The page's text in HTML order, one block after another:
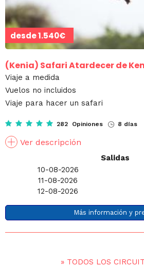
desde1.540€
(Kenia) Safari Atardecer de
Viaje a medida
Vuelos no incluidos
Viaje para hacer un safari
282 Opiniones 8 días
Ver descripción
Salidas
10-08-2026
11-08-2026
12-08-2026
Más información y
» TODOS LOS